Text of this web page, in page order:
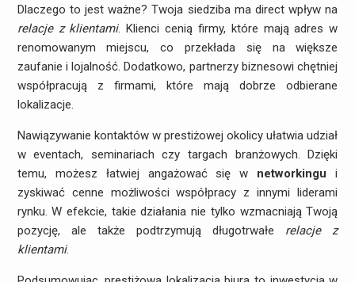
Dlaczego to jest ważne? Twoja siedziba ma direct wpływ na
relacje z klientami. Klienci cenią firmy, które mają adres w
renomowanym miejscu, co przekłada się na większe
zaufanie i lojalność. Dodatkowo, partnerzy biznesowi chętniej
współpracują z firmami, które mają dobrze odbierane
lokalizacje.
Nawiązywanie kontaktów w prestiżowej okolicy ułatwia udział
w eventach, seminariach czy targach branżowych. Dzięki
temu, możesz łatwiej angażować się w networkingu i
zyskiwać cenne możliwości współpracy z innymi liderami
rynku. W efekcie, takie działania nie tylko wzmacniają Twoją
pozycję, ale także podtrzymują długotrwałe relacje z
klientami.